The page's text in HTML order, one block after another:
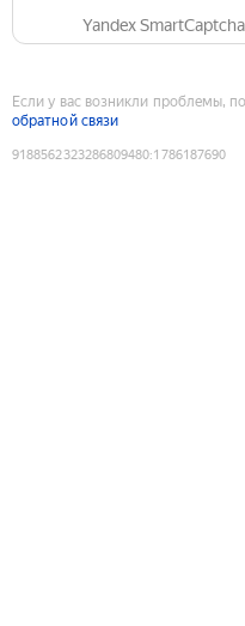
Yandex SmartCaptcha
Если у вас возникли проблемы,
обратной связи
9188562323286809480:1786187690